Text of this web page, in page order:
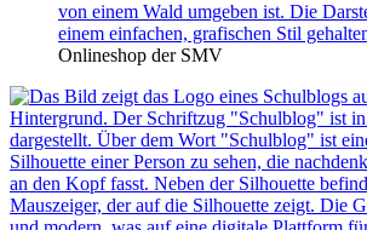
Onlineshop der SMV